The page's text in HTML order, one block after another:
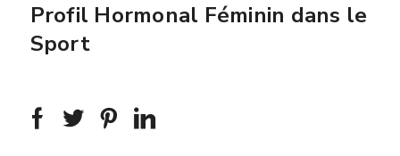
Profil Hormonal Féminin dans le
Sport